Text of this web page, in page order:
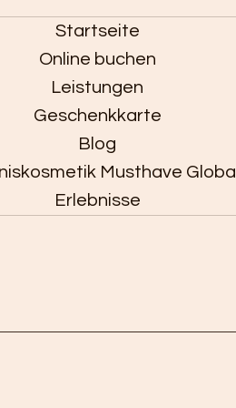
Anmelden
Startseite
Online buchen
Leistungen
Geschenkkarte
Blog
Musthave Global
Erlebnisse